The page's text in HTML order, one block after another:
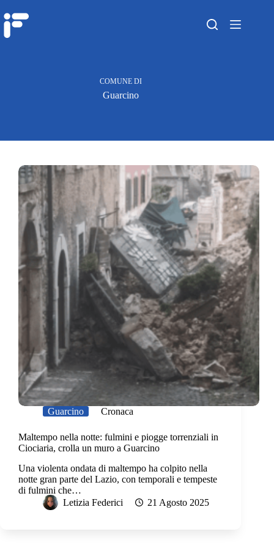
COMUNE DI
Guarcino
Guarcino Cronaca
Maltempo nella notte: fulmini e piogge torrenziali in
Ciociaria, crolla un muro a Guarcino
Una violenta ondata di maltempo ha colpito nella
notte gran parte del Lazio, con temporali e tempeste
di fulmini che…
Letizia Federici
21 Agosto 2025